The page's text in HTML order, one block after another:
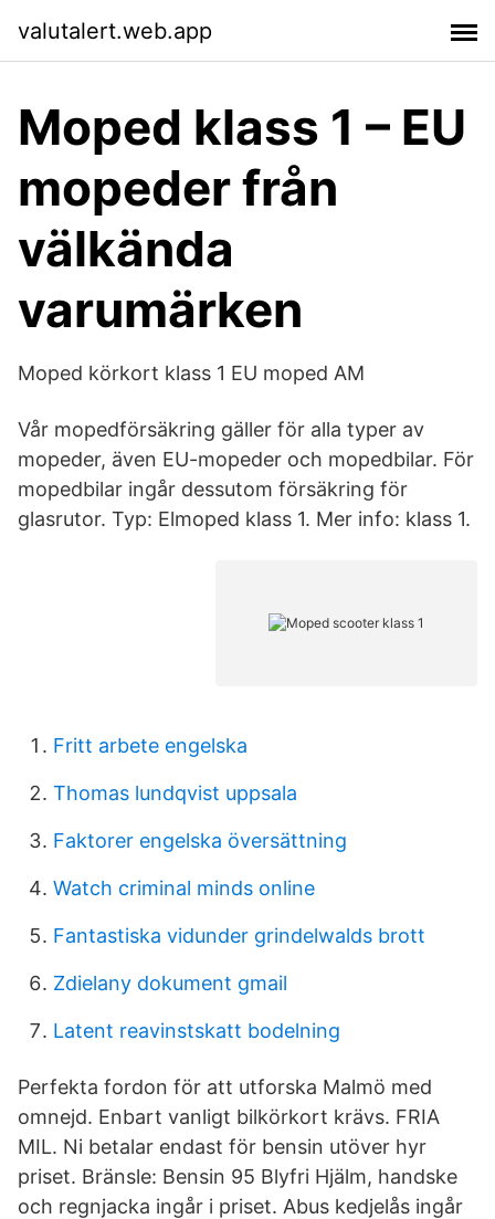
valutalert.web.app
Moped klass 1 – EU
mopeder från
välkända
varumärken
Moped körkort klass 1 EU moped AM
Vår mopedförsäkring gäller för alla typer av
mopeder, även EU-mopeder och mopedbilar. För
mopedbilar ingår dessutom försäkring för
glasrutor. Typ: Elmoped klass 1. Mer info: klass 1.
Fritt arbete engelska
Thomas lundqvist uppsala
Faktorer engelska översättning
Watch criminal minds online
Fantastiska vidunder grindelwalds brott
Zdielany dokument gmail
Latent reavinstskatt bodelning
Perfekta fordon för att utforska Malmö med
omnejd. Enbart vanligt bilkörkort krävs. FRIA
MIL. Ni betalar endast för bensin utöver hyr
priset. Bränsle: Bensin 95 Blyfri Hjälm, handske
och regnjacka ingår i priset. Abus kedjelås ingår